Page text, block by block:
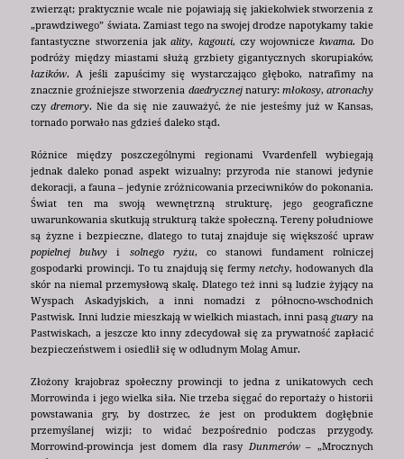
zwierząt; praktycznie wcale nie pojawiają się jakiekolwiek stworzenia z
„prawdziwego” świata. Zamiast tego na swojej drodze napotykamy takie
fantastyczne stworzenia jakality, kagouti, czy wojowniczekwama. Do
podróży między miastami służą grzbiety gigantycznych skorupiaków,
łazików. A jeśli zapuścimy się wystarczająco głęboko, natrafimy na
znacznie groźniejsze stworzenia daedrycznej natury: młokosy, atronachy
czydremory. Nie da się nie zauważyć, że nie jesteśmy już w Kansas,
tornado porwało nas gdzieś daleko stąd.
Różnice między poszczególnymi regionami Vvardenfell wybiegają
jednak daleko ponad aspekt wizualny; przyroda nie stanowi jedynie
dekoracji, a fauna – jedynie zróżnicowania przeciwników do pokonania.
Świat ten ma swoją wewnętrzną strukturę, jego geograficzne
uwarunkowania skutkują strukturą także społeczną. Tereny południowe
są żyzne i bezpieczne, dlatego to tutaj znajduje się większość upraw
popielnej bulwy i solnego ryżu, co stanowi fundament rolniczej
gospodarki prowincji. To tu znajdują się fermy netchy, hodowanych dla
skór na niemal przemysłową skalę. Dlatego też inni są ludzie żyjący na
Wyspach Askadyjskich, a inni nomadzi z północno-wschodnich
Pastwisk. Inni ludzie mieszkają w wielkich miastach, inni pasą guary na
Pastwiskach, a jeszcze kto inny zdecydował się za prywatność zapłacić
bezpieczeństwem i osiedlił się w odludnym Molag Amur.
Złożony krajobraz społeczny prowincji to jedna z unikatowych cech
Morrowinda i jego wielka siła. Nie trzeba sięgać do reportaży o historii
powstawania gry, by dostrzec, że jest on produktem dogłębnie
przemyślanej wizji; to widać bezpośrednio podczas przygody.
Morrowind-prowincja jest domem dla rasy Dunmerów– „Mrocznych